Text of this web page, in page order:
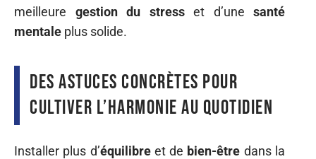
meilleure gestion du stresset d’une santé
mentale plus solide.
Des astuces concrètes pour
cultiver l’harmonie au quotidien
Installer plus d’équilibreet de bien-être dans la